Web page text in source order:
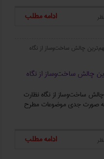
ادامه مطلب
چالش ساخت‌وساز از نگاه
چالش ساخت‌وساز از نگاه
ساخت‌وساز از نگاه نظارت
به‌ صورت جدی موضوعات مطرح‌
ادامه مطلب